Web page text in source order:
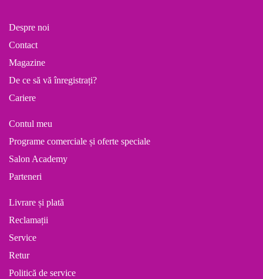
Despre noi
Contact
Magazine
De ce să vă înregistrați?
Cariere
Contul meu
Programe comerciale și oferte speciale
Salon Academy
Parteneri
Livrare și plată
Reclamații
Service
Retur
Politică de service